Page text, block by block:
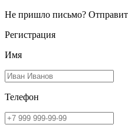
Не пришло письмо?
Регистрация
Имя
Телефон